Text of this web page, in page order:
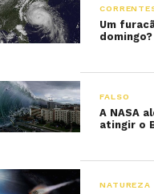
Um
domingo?
FALSO
A NASA
atingir o
NATUREZA